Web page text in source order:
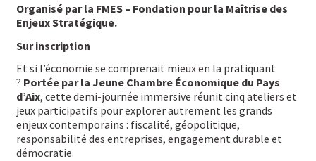
Organisé par la FMES – Fondation pour la Maîtrise des
Enjeux Stratégique.
Sur inscription
Et si l’économie se comprenait mieux en la pratiquant
? Portée par la Jeune Chambre Économique du Pays
d’Aix, cette demi-journée immersive réunit cinq ateliers et
jeux participatifs pour explorer autrement les grands
enjeux contemporains : fiscalité, géopolitique,
responsabilité des entreprises, engagement durable et
démocratie.